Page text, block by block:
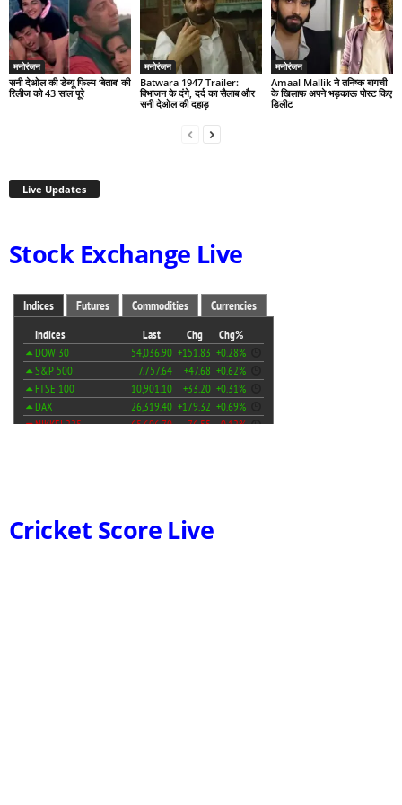
मनोरंजन
सनी देओल की डेब्यू फिल्म ‘बेताब’ की
रिलीज को 43 साल पूरे
मनोरंजन
Batwara 1947 Trailer:
विभाजन के दंगे, दर्द का सैलाब और
सनी देओल की दहाड़
मनोरंजन
Amaal Mallik ने तनिष्क बागची
के खिलाफ अपने भड़काऊ पोस्ट किए
डिलीट
Live Updates
Stock Exchange Live
Cricket Score Live